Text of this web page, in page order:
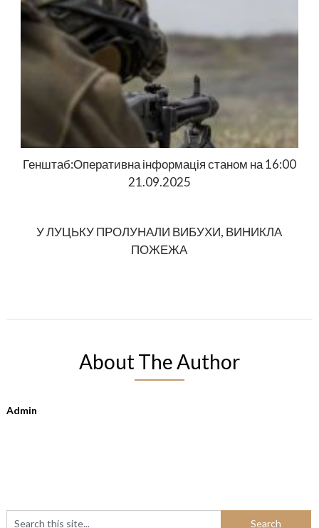
Генштаб:Оперативна інформація станом на 16:00
21.09.2025
У ЛУЦЬКУ ПРОЛУНАЛИ ВИБУХИ, ВИНИКЛА
ПОЖЕЖА
About The Author
Admin